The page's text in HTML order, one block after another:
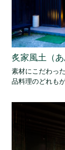
炙家風土（
素材にこだわっ
品料理のどれもが